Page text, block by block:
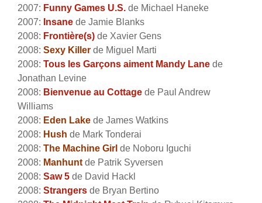
2007: Funny Games U.S. de Michael Haneke
2007: Insane de Jamie Blanks
2008: Frontière(s) de Xavier Gens
2008: Sexy Killer de Miguel Marti
2008: Tous les Garçons aiment Mandy Lane de
Jonathan Levine
2008: Bienvenue au Cottage de Paul Andrew
Williams
2008: Eden Lake de James Watkins
2008: Hush de Mark Tonderai
2008: The Machine Girl de Noboru Iguchi
2008: Manhunt de Patrik Syversen
2008: Saw 5 de David Hackl
2008: Strangers de Bryan Bertino